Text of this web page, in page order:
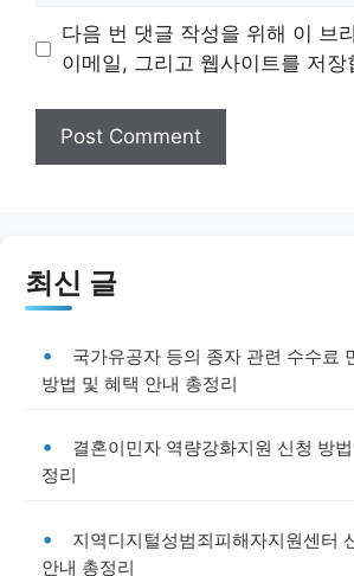
다음 번 댓글 작성을 위해 이 브
이메일, 그리고 웹사이트를 저장
최신 글
국가유공자 등의 종자 관련 수수료
방법 및 혜택 안내 총정리
결혼이민자 역량강화지원 신청 방
정리
지역디지털성범죄피해자지원센터
안내 총정리